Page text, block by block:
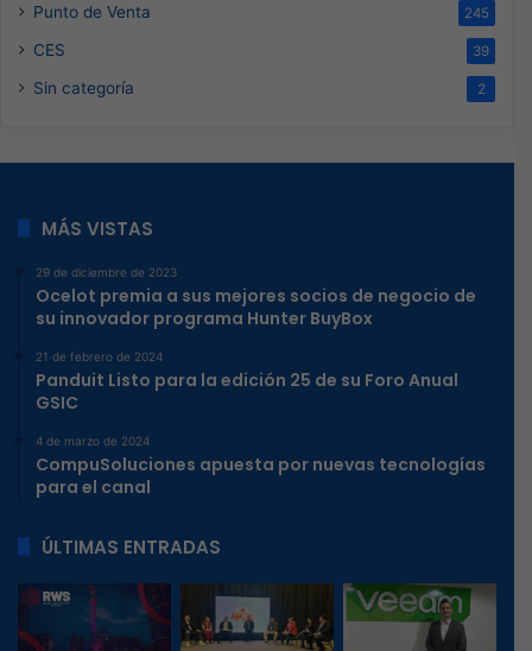
Punto de Venta 245
CES 39
Sin categoría 2
MÁS VISTAS
29 de diciembre de 2023
Ocelot premia a sus mejores socios de negocio de
su innovador programa Hunter BuyBox
21 de febrero de 2024
Panduit Listo para la edición 25 de su Foro Anual
GSIC
4 de marzo de 2024
CompuSoluciones apuesta por nuevas tecnologías
para el canal
ÚLTIMAS ENTRADAS